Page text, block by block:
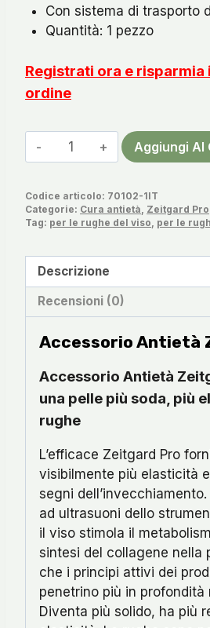
Con sistema di trasporto
Quantità: 1 pezzo
Registrati ora e risparmia
ordine
Accessorio
Antietà
Pro
quantità
Aggiungi Al
Codice articolo: 70102-1IT
Categorie: Cura antietà, Zeitgard Pro
Tag: per le rughe del viso, per le
Descrizione
Recensioni (0)
Accessorio Antietà
Accessorio Antietà
una pelle più soda, più
rughe
L’efficace Zeitgard Pro
visibilmente più elasticità
segni
ad ultrasuoni dello
il viso stimola il
sintesi del collagene nella
che i principi attivi dei
penetrino più in profondità
Diventa più solido, ha più